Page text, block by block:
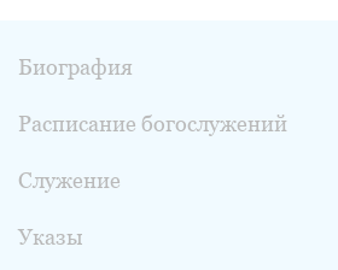
Биография
Расписание богослужений
Служение
Указы